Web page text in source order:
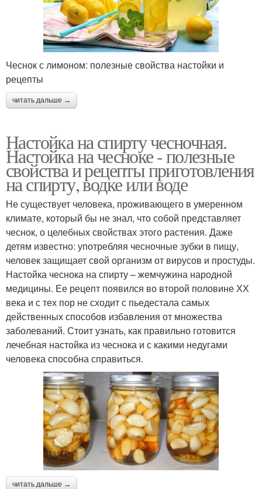
Чеснок с лимоном: полезные свойства настойки и
рецепты
читать дальше →
Настойка на спирту чесночная.
Настойка на чесноке - полезные
свойства и рецепты приготовления
на спирту, водке или воде
Не существует человека, проживающего в умеренном
климате, который бы не знал, что собой представляет
чеснок, о целебных свойствах этого растения. Даже
детям известно: употребляя чесночные зубки в пищу,
человек защищает свой организм от вирусов и простуды.
Настойка чеснока на спирту – жемчужина народной
медицины. Ее рецепт появился во второй половине ХХ
века и с тех пор не сходит с пьедестала самых
действенных способов избавления от множества
заболеваний. Стоит узнать, как правильно готовится
лечебная настойка из чеснока и с какими недугами
человека способна справиться.
читать дальше →